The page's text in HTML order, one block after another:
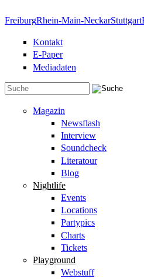
FreiburgRhein-Main-NeckarStuttgart
Kontakt
E-Paper
Mediadaten
Magazin
Newsflash
Interview
Soundcheck
Literatour
Blog
Nightlife
Events
Locations
Partypics
Charts
Tickets
Playground
Webstuff